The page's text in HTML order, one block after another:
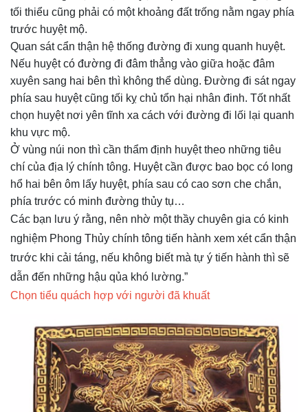
tối thiểu cũng phải có một khoảng đất trống nằm ngay phía
trước huyệt mộ.
Quan sát cẩn thận hệ thống đường đi xung quanh huyệt.
Nếu huyệt có đường đi đâm thẳng vào giữa hoặc đâm
xuyên sang hai bên thì không thể dùng. Đường đi sát ngay
phía sau huyệt cũng tối kỵ chủ tổn hại nhân đinh. Tốt nhất
chọn huyệt nơi yên tĩnh xa cách với đường đi lối lại quanh
khu vực mộ.
Ở vùng núi non thì cần thẩm định huyệt theo những tiêu
chí của địa lý chính tông. Huyệt cần được bao bọc có long
hổ hai bên ôm lấy huyệt, phía sau có cao sơn che chắn,
phía trước có minh đường thủy tụ…
Các bạn lưu ý rằng, nên nhờ một thầy chuyên gia có kinh
nghiệm Phong Thủy chính tông tiến hành xem xét cẩn thận
trước khi cải táng, nếu không biết mà tự ý tiến hành thì sẽ
dẫn đến những hậu qủa khó lường.”
Chọn tiểu quách hợp với người đã khuất